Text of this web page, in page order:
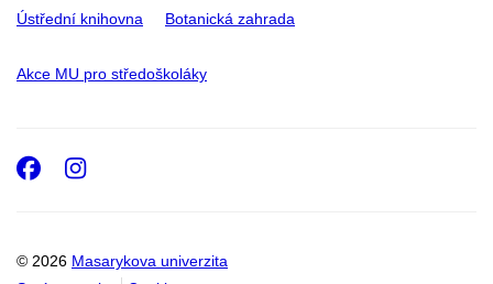
Ústřední knihovna Botanická zahrada
Akce MU pro středoškoláky
© 2026 Masarykova univerzita
Facebook
Instagram